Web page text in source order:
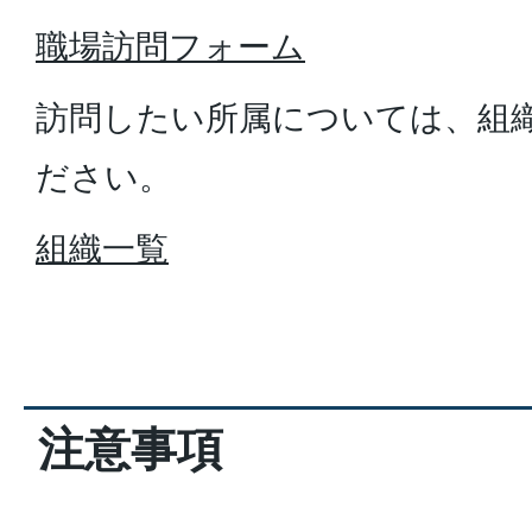
職場訪問フォーム
訪問したい所属については、組
ださい。
組織一覧
注意事項